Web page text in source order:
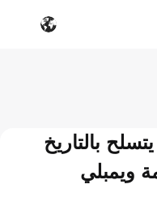
بالتاريخ
ويمبلي